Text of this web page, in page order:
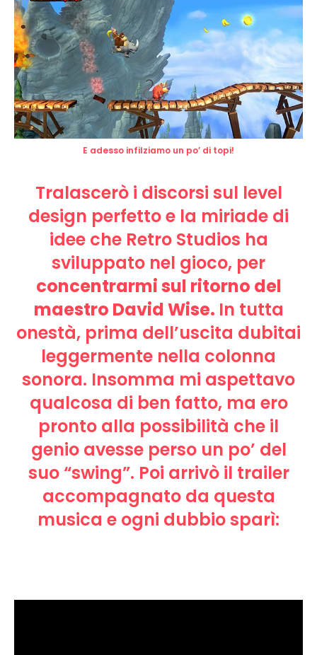
E adesso infilziamo un po’ di topi!
Tralascerò i discorsi sul level
design perfetto e la miriade di
idee che Retro Studios ha
sviluppato nel gioco, per
concentrarmi sul ritorno del
maestro David Wise. In tutta
onestà, prima dell’uscita dubitai
leggermente nella colonna
sonora. Insomma mi aspettavo
qualcosa di ben fatto, ma ero
pronto alla possibilità che il
genio avesse perso un po’ del
suo “swing”. Poi arrivò il trailer
accompagnato da questa
musica e ogni dubbio sparì: